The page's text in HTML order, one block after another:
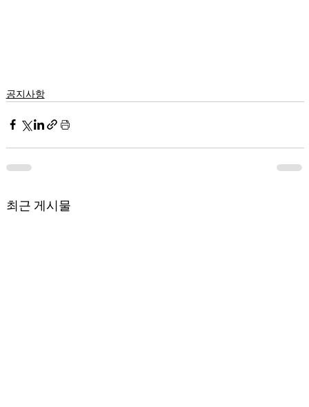
공지사항
최근 게시물